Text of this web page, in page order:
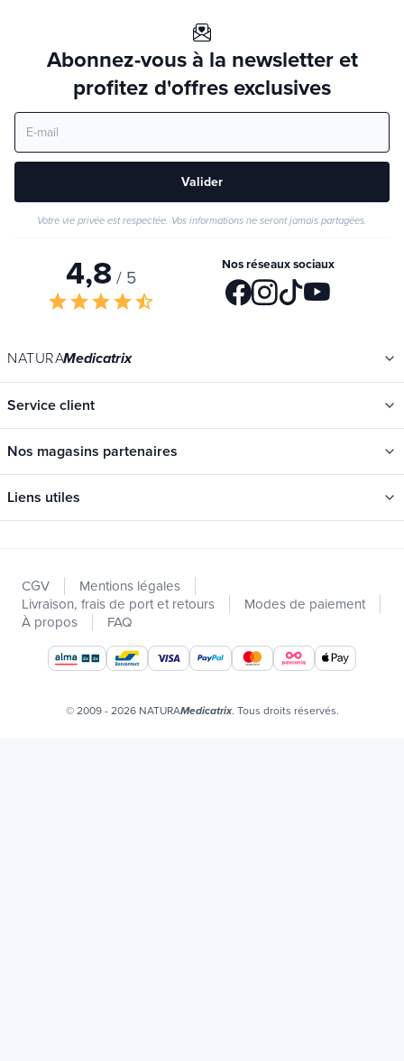
Abonnez-vous à la newsletter et
profitez d'offres exclusives
Valider
Votre vie privée est respectée. Vos informations ne seront jamais partagées.
4,8 / 5
starstarstarstarstar_half
Nos réseaux sociaux
NATURAMedicatrix
Service client
Nos magasins partenaires
Liens utiles
Promotions
Catalogues
Nos marques
Offres d'emploi
Certificats bio
CGV
Mentions légales
Livraison, frais de port et retours
Modes de paiement
À propos
FAQ
© 2009 - 2026 NATURAMedicatrix. Tous droits réservés.